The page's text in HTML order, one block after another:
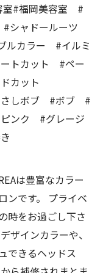
#福岡美容室 #
シャドールーツ
ルカラー #イルミ
トカット #ペー
カット
さしボブ #ボブ #
ンク #グレージ
は豊富なカラー
ンです。 プライベ
時をお過ごし下さ
ザインカラーや、
できるヘッドス